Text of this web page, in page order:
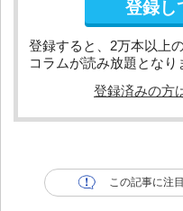
登録し
登録すると、2万本以上
コラムが読み放題となり
登録済みの方
この記事に注目